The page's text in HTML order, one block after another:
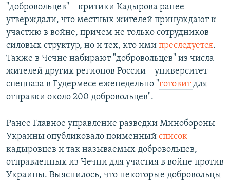
"добровольцев" – критики Кадырова ранее
утверждали, что местных жителей принуждают к
участию в войне, причем не только сотрудников
силовых структур, но и тех, кто ими преследуется.
Также в Чечне набирают "добровольцев" из числа
жителей других регионов России – университет
спецназа в Гудермесе еженедельно "готовитдля
отправки около 200 добровольцев".
Ранее Главное управление разведки Минобороны
Украины опубликовало поименный список
кадыровцев и так называемых добровольцев,
отправленных из Чечни для участия в войне против
Украины. Выяснилось, что некоторые добровольцы